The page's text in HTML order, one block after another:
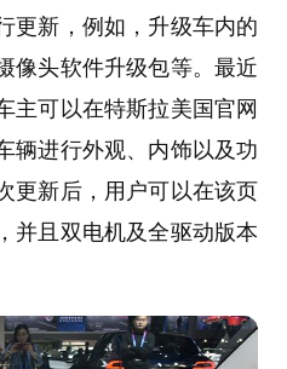
更新，例如，升级车内的
像头软件升级包等。最近
主可以在特斯拉美国官网
辆进行外观、内饰以及功
更新后，用户可以在该页
并且双电机及全驱动版本